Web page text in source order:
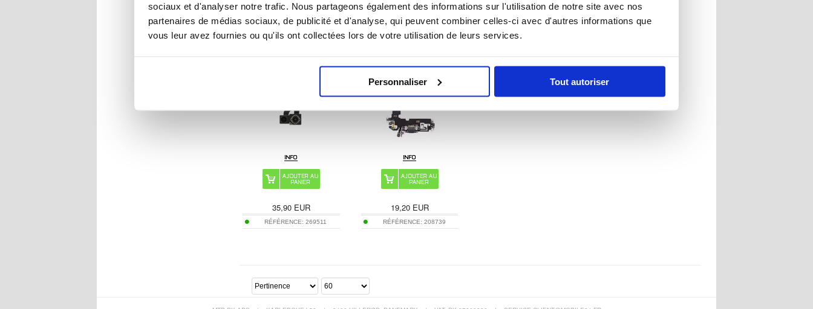
sociaux et d'analyser notre trafic. Nous partageons également des informations sur l'utilisation de notre site avec nos
partenaires de médias sociaux, de publicité et d'analyse, qui peuvent combiner celles-ci avec d'autres informations que
vous leur avez fournies ou qu'ils ont collectées lors de votre utilisation de leurs services.
Personnaliser Tout autoriser
Module d'Appareil Photo pour
35,90EUR
RÉFÉRENCE:269511
Nappe du Connecteur de
19,20EUR
RÉFÉRENCE: 208739